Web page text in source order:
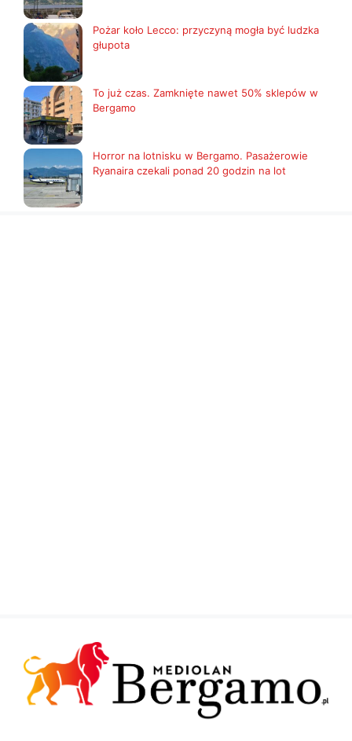
Pożar koło Lecco: przyczyną mogła być ludzka
głupota
To już czas. Zamknięte nawet 50% sklepów w
Bergamo
Horror na lotnisku w Bergamo. Pasażerowie
Ryanaira czekali ponad 20 godzin na lot